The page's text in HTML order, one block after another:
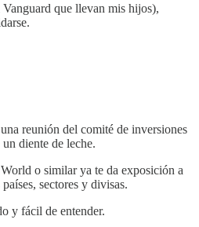
que llevan mis hijos),
reunión del comité de inversiones
diente de leche.
o similar ya te da exposición a
sectores y divisas.
y fácil de entender.